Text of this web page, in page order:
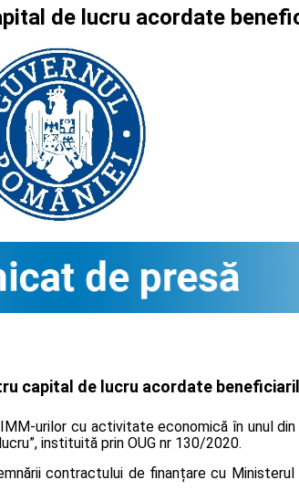
de lucru acordate
capital de lucru acordate
urilor cu activitate economică în unul
instituită prin OUG nr 130/2020.
contractului de finanțare cu